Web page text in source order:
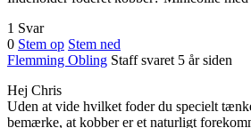
1 Svar
0 Stem op Stem ned
Flemming Obling Staffsvaret 5 år siden
Hej Chris
Uden at vide hvilket foder du specielt
bemærke, at kobber er et naturligt